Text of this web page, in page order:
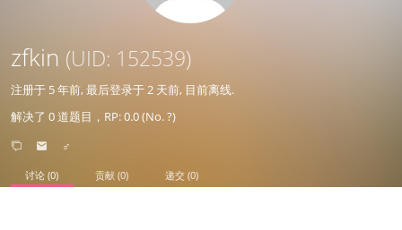
zfkin (UID: 152539)
注册于 5 年前, 最后登录于2 天前, 目前离线.
解决了 0 道题目，RP: 0.0 (No. ?)
♂
讨论 (0) 贡献 (0) 递交 (0)